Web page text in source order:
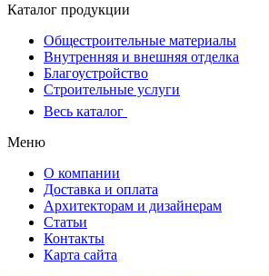
Каталог продукции
Общестроительные материалы
Внутренняя и внешняя отделка
Благоустройство
Строительные услуги
Весь каталог
Меню
О компании
Доставка и оплата
Архитекторам и дизайнерам
Статьи
Контакты
Карта сайта